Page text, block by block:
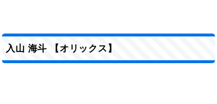
入山 海斗 【オリックス】